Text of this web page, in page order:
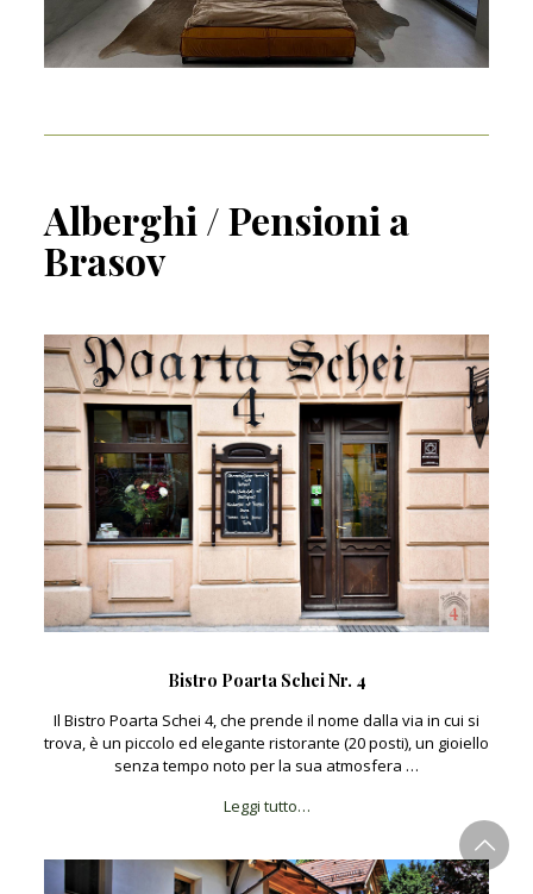
Alberghi / Pensioni a
Brasov
Bistro Poarta Schei Nr. 4
Il Bistro Poarta Schei 4, che prende il nome dalla via in cui si
trova, è un piccolo ed elegante ristorante (20 posti), un gioiello
senza tempo noto per la sua atmosfera …
Leggi tutto…